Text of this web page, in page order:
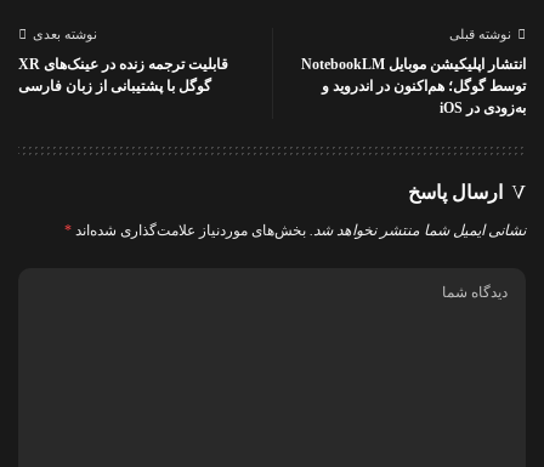
نوشته قبلی
انتشار اپلیکیشن موبایل NotebookLM
توسط گوگل؛ هم‌اکنون در اندروید و
به‌زودی در iOS
نوشته بعدی
قابلیت ترجمه زنده در عینک‌های XR
گوگل با پشتیبانی از زبان فارسی
ارسال پاسخ
نشانی ایمیل شما منتشر نخواهد شد. بخش‌های موردنیاز علامت‌گذاری شده‌اند *